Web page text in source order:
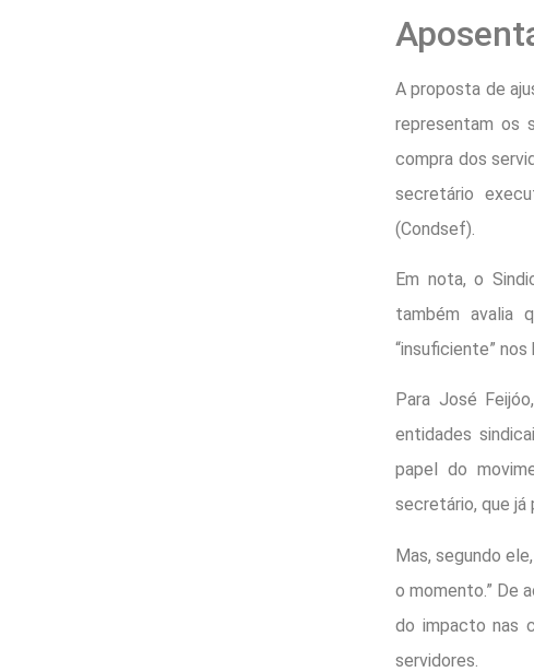
A proposta de
representam os
compra dos
secretário
(Condsef).
Em nota, o
também avalia
“insuficiente”
Para José
entidades
papel do
secretário, que já
Mas, segundo
o momento.” De
do impacto nas
servidores.